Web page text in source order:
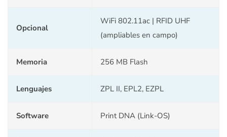
Opcional
WiFi 802.11ac | RFID UHF
(ampliables en campo)
Memoria 256 MB Flash
Lenguajes ZPL II, EPL2, EZPL
Software Print DNA (Link-OS)